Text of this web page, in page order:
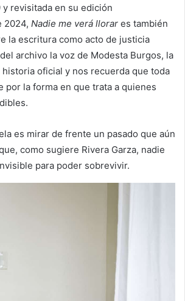
y revisitada en su edición
2024, Nadie me verá llorar es también
la escritura como acto de justicia
archivo la voz de Modesta Burgos, la
historia oficial y nos recuerda que toda
por la forma en que trata a quienes
es mirar de frente un pasado que aún
como sugiere Rivera Garza, nadie
para poder sobrevivir.